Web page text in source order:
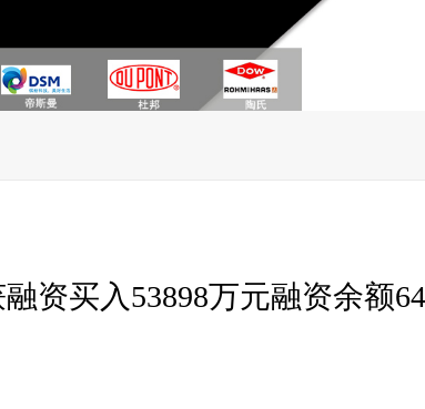
资买入53898万元融资余额